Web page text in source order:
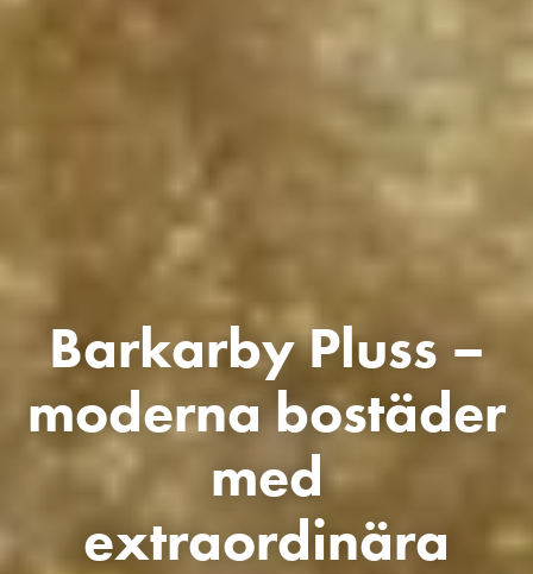
Barkarby Pluss –
moderna bostäder
med
extraordinära